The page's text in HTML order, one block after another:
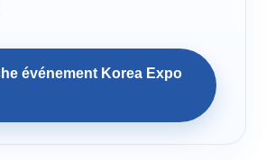
événement Korea Expo